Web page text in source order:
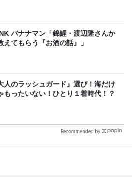
鯉・渡辺隆さんか
えてもらう『お酒の話』」
人のラッシュガード』選び！海だけ
もったいない！ひとり１着時代！？
Recommended by